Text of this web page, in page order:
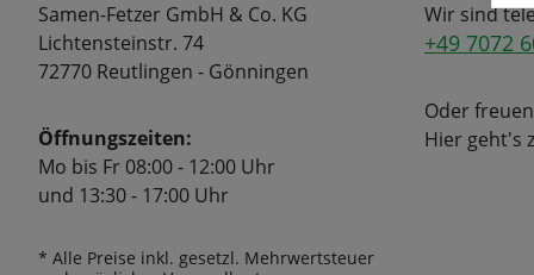
Samen-Fetzer GmbH & Co. KG
Lichtensteinstr. 74
72770 Reutlingen - Gönningen
Öffnungszeiten:
Mo bis Fr 08:00 - 12:00 Uhr
und 13:30 - 17:00 Uhr
* Alle Preise inkl. gesetzl. Mehrwertsteuer
Wir sind
+49 7072
Oder
Hier geht's